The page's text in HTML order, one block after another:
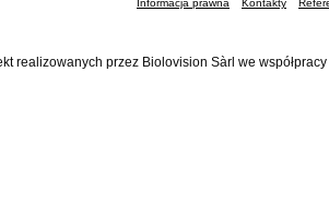
Informacja prawna Kontakty
realizowanych przez Biolovision Sàrl we